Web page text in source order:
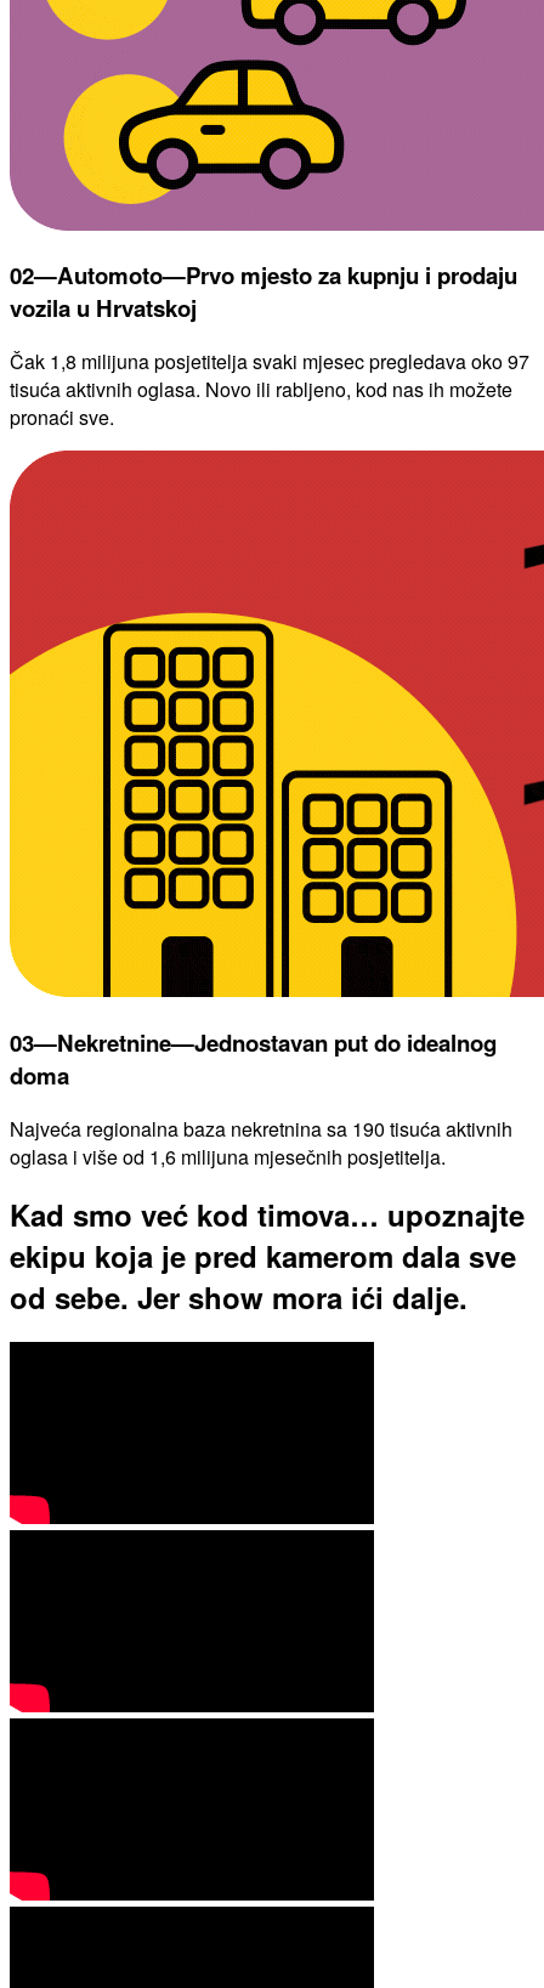
02—Automoto—Prvo mjesto za kupnju i prodaju
vozila u Hrvatskoj
Čak 1,8 milijuna posjetitelja svaki mjesec pregledava oko 97
tisuća aktivnih oglasa. Novo ili rabljeno, kod nas ih možete
pronaći sve.
03—Nekretnine—Jednostavan put do idealnog
doma
Najveća regionalna baza nekretnina sa 190 tisuća aktivnih
oglasa i više od 1,6 milijuna mjesečnih posjetitelja.
Kad smo već kod timova… upoznajte
ekipu koja je pred kamerom dala sve
od sebe. Jer show mora ići dalje.